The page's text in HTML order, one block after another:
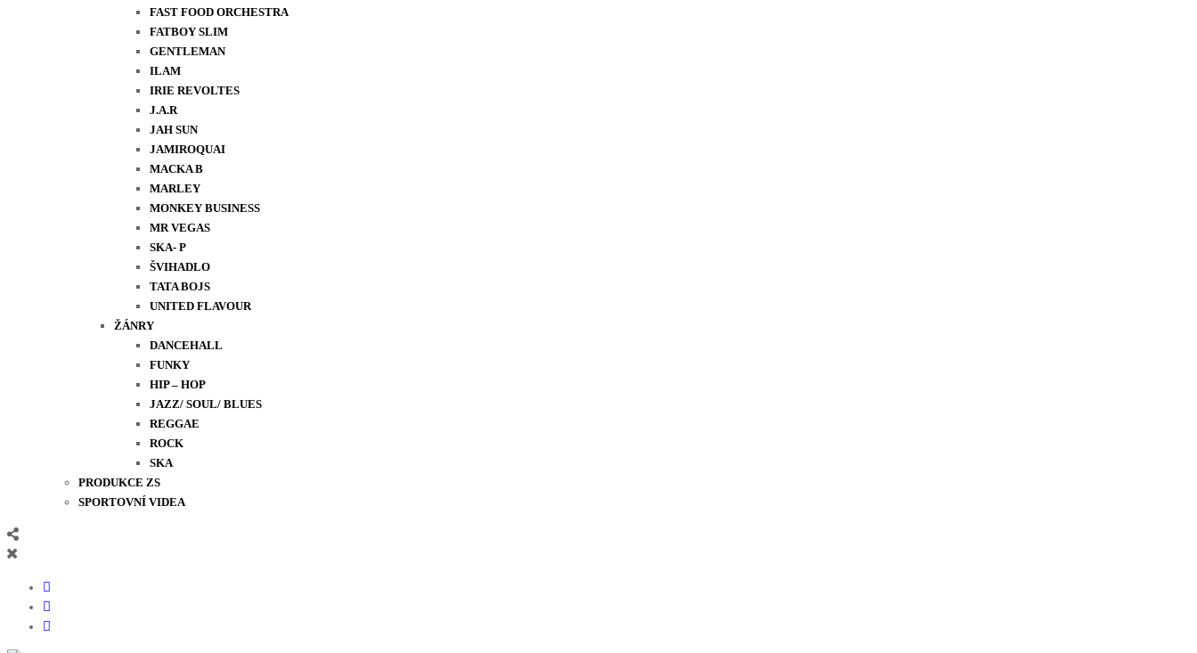
FAST FOOD ORCHESTRA
FATBOY SLIM
GENTLEMAN
ILAM
IRIE REVOLTES
J.A.R
JAH SUN
JAMIROQUAI
MACKA B
MARLEY
MONKEY BUSINESS
MR VEGAS
SKA- P
ŠVIHADLO
TATA BOJS
UNITED FLAVOUR
ŽÁNRY
DANCEHALL
FUNKY
HIP – HOP
JAZZ/ SOUL/ BLUES
REGGAE
ROCK
SKA
PRODUKCE ZS
SPORTOVNÍ VIDEA